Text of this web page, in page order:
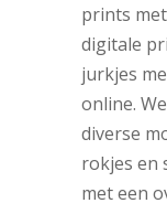
prints
digitale
jurkjes
online.
diverse
rokjes en
met een